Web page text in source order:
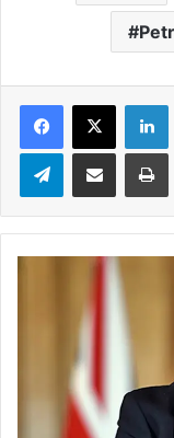
TelegramCompartir via correo